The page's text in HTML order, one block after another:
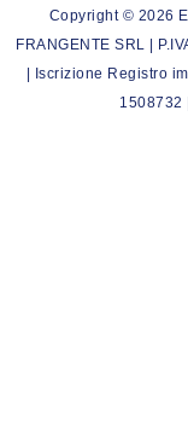
Copyright © 2026
FRANGENTE SRL |
| Iscrizione Registro
1508732 |